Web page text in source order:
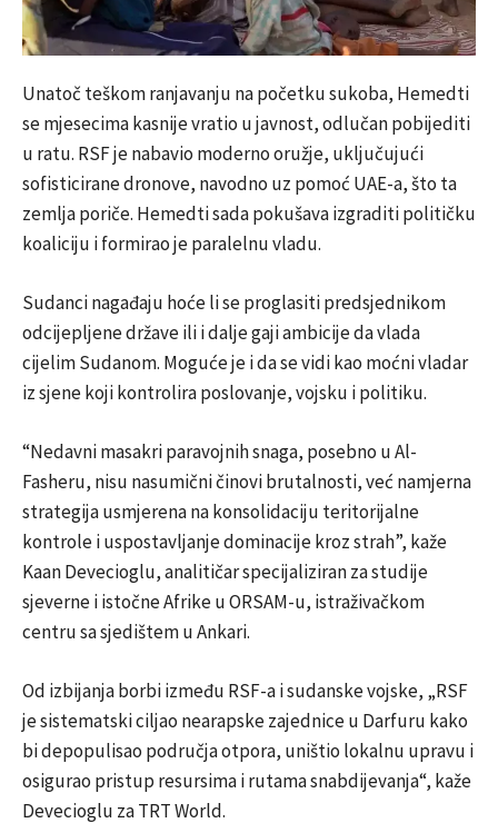
Unatoč teškom ranjavanju na početku sukoba, Hemedti
se mjesecima kasnije vratio u javnost, odlučan pobijediti
u ratu. RSF je nabavio moderno oružje, uključujući
sofisticirane dronove, navodno uz pomoć UAE-a, što ta
zemlja poriče. Hemedti sada pokušava izgraditi političku
koaliciju i formirao je paralelnu vladu.
Sudanci nagađaju hoće li se proglasiti predsjednikom
odcijepljene države ili i dalje gaji ambicije da vlada
cijelim Sudanom. Moguće je i da se vidi kao moćni vladar
iz sjene koji kontrolira poslovanje, vojsku i politiku.
“Nedavni masakri paravojnih snaga, posebno u Al-
Fasheru, nisu nasumični činovi brutalnosti, već namjerna
strategija usmjerena na konsolidaciju teritorijalne
kontrole i uspostavljanje dominacije kroz strah”, kaže
Kaan Devecioglu, analitičar specijaliziran za studije
sjeverne i istočne Afrike u ORSAM-u, istraživačkom
centru sa sjedištem u Ankari.
Od izbijanja borbi između RSF-a i sudanske vojske, „RSF
je sistematski ciljao nearapske zajednice u Darfuru kako
bi depopulisao područja otpora, uništio lokalnu upravu i
osigurao pristup resursima i rutama snabdijevanja“, kaže
Devecioglu za TRT World.